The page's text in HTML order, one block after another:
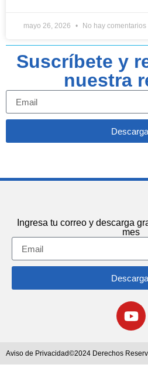
mayo 26, 2026 No hay comentarios
Suscríbete y
nuestra
Ingresa tu correo y descarga
mes
Aviso de Privacidad©2024 Derechos